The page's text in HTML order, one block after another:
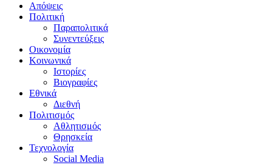
Απόψεις
Πολιτική
Παραπολιτικά
Συνεντεύξεις
Οικονομία
Κοινωνικά
Ιστορίες
Βιογραφίες
Εθνικά
Διεθνή
Πολιτισμός
Αθλητισμός
Θρησκεία
Τεχνολογία
Social Media